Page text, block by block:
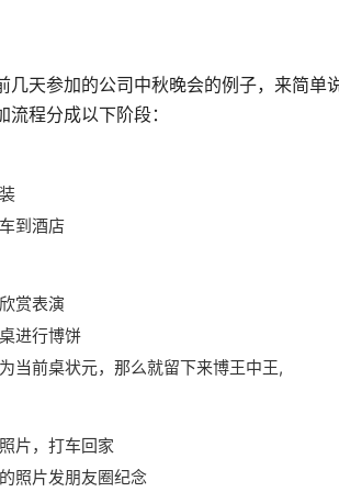
几天参加的公司中秋晚会的例子，来简单
程分成以下阶段：
到酒店
赏表演
进行博饼
当前桌状元，那么就留下来博王中王,
片，打车回家
照片发朋友圈纪念